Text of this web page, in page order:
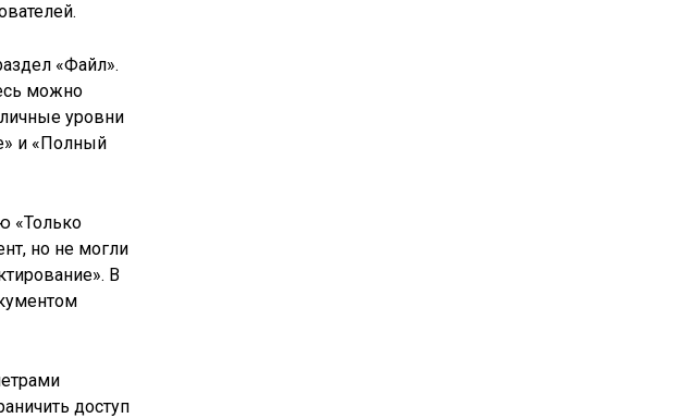
«Файл».
можно
уровни
и «Полный
«Только
но не могли
В
доступ